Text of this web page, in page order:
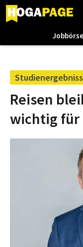
Jobbörse
Reisen
wichtig für